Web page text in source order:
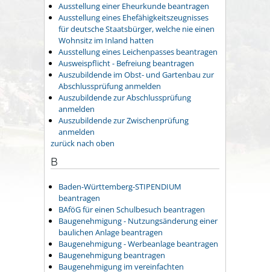
Ausstellung einer Eheurkunde beantragen
Ausstellung eines Ehefähigkeitszeugnisses
für deutsche Staatsbürger, welche nie einen
Wohnsitz im Inland hatten
Ausstellung eines Leichenpasses beantragen
Ausweispflicht - Befreiung beantragen
Auszubildende im Obst- und Gartenbau zur
Abschlussprüfung anmelden
Auszubildende zur Abschlussprüfung
anmelden
Auszubildende zur Zwischenprüfung
anmelden
zurück nach oben
B
Baden-Württemberg-STIPENDIUM
beantragen
BAföG für einen Schulbesuch beantragen
Baugenehmigung - Nutzungsänderung einer
baulichen Anlage beantragen
Baugenehmigung - Werbeanlage beantragen
Baugenehmigung beantragen
Baugenehmigung im vereinfachten